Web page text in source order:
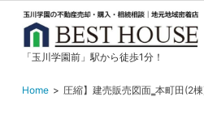
玉
川
「玉川学園前」駅から徒歩1分！
Home 圧縮】建売販売図面‗本町田(2